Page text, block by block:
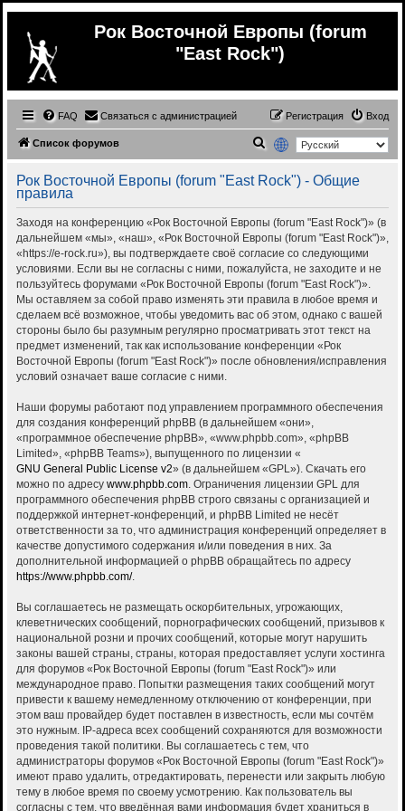
Рок Восточной Европы (forum
"East Rock")
FAQ Связаться с администрацией Вход
Регистрация
Список форумов
и
с
к
Рок Восточной Европы (forum "East Rock") - Общие
правила
Заходя на конференцию «Рок Восточной Европы (forum "East Rock")» (в
дальнейшем «мы», «наш», «Рок Восточной Европы (forum "East Rock")»,
«https://e-rock.ru»), вы подтверждаете своё согласие со следующими
условиями. Если вы не согласны с ними, пожалуйста, не заходите и не
пользуйтесь форумами «Рок Восточной Европы (forum "East Rock")».
Мы оставляем за собой право изменять эти правила в любое время и
сделаем всё возможное, чтобы уведомить вас об этом, однако с вашей
стороны было бы разумным регулярно просматривать этот текст на
предмет изменений, так как использование конференции «Рок
Восточной Европы (forum "East Rock")» после обновления/исправления
условий означает ваше согласие с ними.
Наши форумы работают под управлением программного обеспечения
для создания конференций phpBB (в дальнейшем «они»,
«программное обеспечение phpBB», «www.phpbb.com», «phpBB
Limited», «phpBB Teams»), выпущенного по лицензии «
GNU General Public License v2» (в дальнейшем «GPL»). Скачать его
можно по адресу www.phpbb.com. Ограничения лицензии GPL для
программного обеспечения phpBB строго связаны с организацией и
поддержкой интернет-конференций, и phpBB Limited не несёт
ответственности за то, что администрация конференций определяет в
качестве допустимого содержания и/или поведения в них. За
дополнительной информацией о phpBB обращайтесь по адресу
https://www.phpbb.com/.
Вы соглашаетесь не размещать оскорбительных, угрожающих,
клеветнических сообщений, порнографических сообщений, призывов к
национальной розни и прочих сообщений, которые могут нарушить
законы вашей страны, страны, которая предоставляет услуги хостинга
для форумов «Рок Восточной Европы (forum "East Rock")» или
международное право. Попытки размещения таких сообщений могут
привести к вашему немедленному отключению от конференции, при
этом ваш провайдер будет поставлен в известность, если мы сочтём
это нужным. IP-адреса всех сообщений сохраняются для возможности
проведения такой политики. Вы соглашаетесь с тем, что
администраторы форумов «Рок Восточной Европы (forum "East Rock")»
имеют право удалить, отредактировать, перенести или закрыть любую
тему в любое время по своему усмотрению. Как пользователь вы
согласны с тем, что введённая вами информация будет храниться в